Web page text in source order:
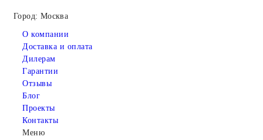
Город: Москва
О компании
Доставка и оплата
Дилерам
Гарантии
Отзывы
Блог
Проекты
Контакты
Меню